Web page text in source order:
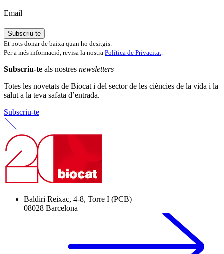
Email
Et pots donar de baixa quan ho desitgis.
Per a més informació, revisa la nostra Política de Privacitat.
Subscriu-te als nostres newsletters
Totes les novetats de Biocat i del sector de les ciències de la vida i la
salut a la teva safata d’entrada.
Subscriu-te
Baldiri Reixac, 4-8, Torre I (PCB)
08028 Barcelona